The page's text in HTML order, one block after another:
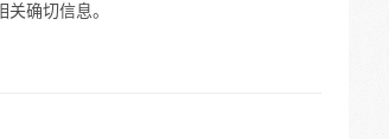
确切信息。